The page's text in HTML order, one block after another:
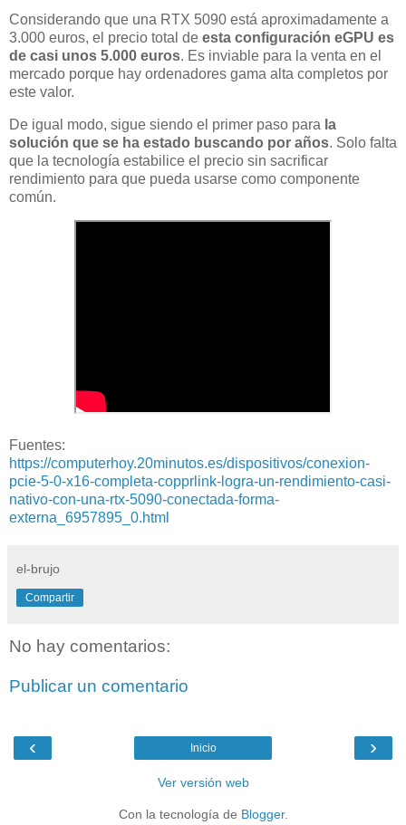
Considerando que una RTX 5090 está aproximadamente a
3.000 euros, el precio total de esta configuración eGPU es
de casi unos 5.000 euros. Es inviable para la venta en el
mercado porque hay ordenadores gama alta completos por
este valor.
De igual modo, sigue siendo el primer paso para la
solución que se ha estado buscando por años. Solo falta
que la tecnología estabilice el precio sin sacrificar
rendimiento para que pueda usarse como componente
común.
Fuentes:
https://computerhoy.20minutos.es/dispositivos/conexion-
pcie-5-0-x16-completa-copprlink-logra-un-rendimiento-casi-
nativo-con-una-rtx-5090-conectada-forma-
externa_6957895_0.html
el-brujo
Compartir
No hay comentarios:
Publicar un comentario
‹ ›
Inicio
Ver versión web
Con la tecnología de Blogger.